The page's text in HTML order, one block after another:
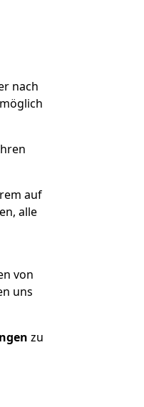
nach
auf
alle
von
uns
zu